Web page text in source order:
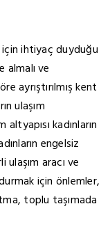
için ihtiyaç duyduğu
almalı ve
ayrıştırılmış kent
ulaşım
kadınların
engelsiz
aracı ve
için önlemler,
toplu taşımada